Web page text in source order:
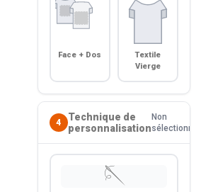
Face + Dos
Textile
Vierge
4
Technique de
personnalisation
Non
sélectionné
🪡